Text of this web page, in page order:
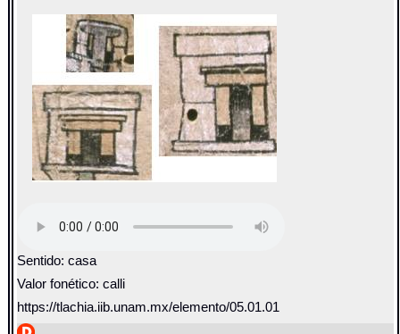
Sentido: casa
Valor fonético: calli
https://tlachia.iib.unam.mx/elemento/05.01.01